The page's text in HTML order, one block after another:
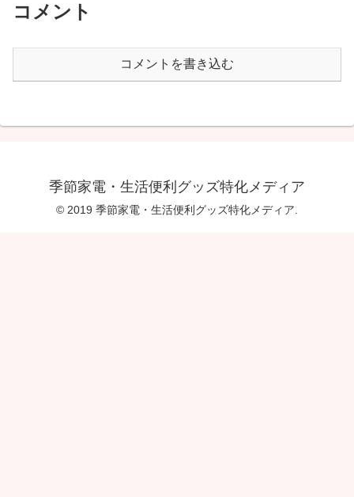
コメント
コメントを書き込む
季節家電・生活便利グッズ特化メディア
© 2019 季節家電・生活便利グッズ特化メディア.